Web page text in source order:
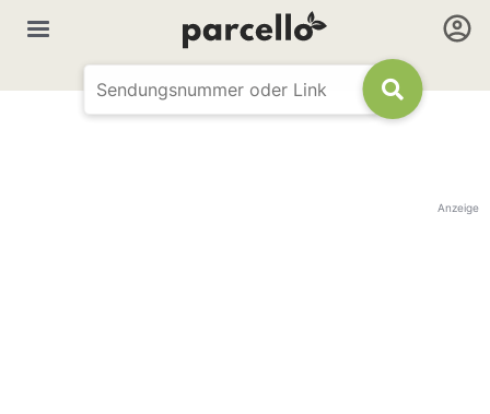
Anzeige